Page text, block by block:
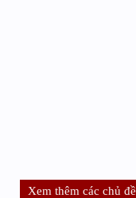
Xem thêm các chủ